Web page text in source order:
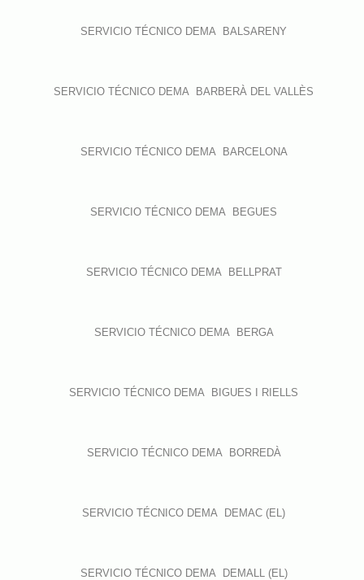
SERVICIO TÉCNICO DEMA BALSARENY
SERVICIO TÉCNICO DEMA BARBERÀ DEL VALLÈS
SERVICIO TÉCNICO DEMA BARCELONA
SERVICIO TÉCNICO DEMA BEGUES
SERVICIO TÉCNICO DEMA BELLPRAT
SERVICIO TÉCNICO DEMA BERGA
SERVICIO TÉCNICO DEMA BIGUES I RIELLS
SERVICIO TÉCNICO DEMA BORREDÀ
SERVICIO TÉCNICO DEMA DEMAC (EL)
SERVICIO TÉCNICO DEMA DEMALL (EL)